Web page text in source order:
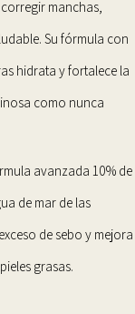
manchas,
Su fórmula con
hidrata y fortalece la
como nunca
avanzada 10% de
de mar de las
de sebo y mejora
grasas.